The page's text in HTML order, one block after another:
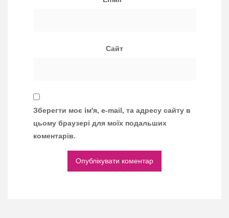
Сайт
Зберегти моє ім'я, e-mail, та адресу сайту в
цьому браузері для моїх подальших
коментарів.